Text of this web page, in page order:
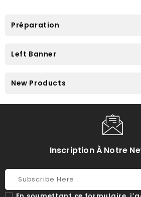
Préparation
Left Banner
New Products
Inscription À Notre